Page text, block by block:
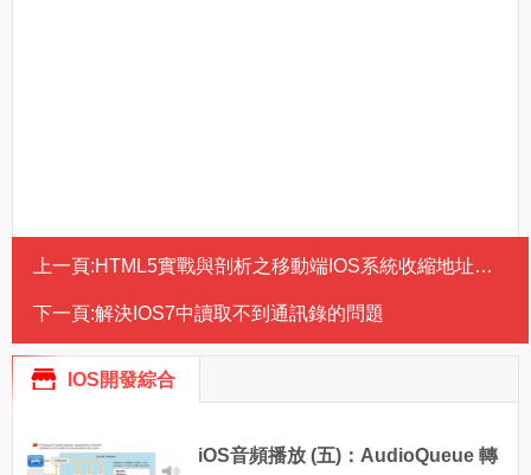
上一頁:HTML5實戰與剖析之移動端IOS系統收縮地址導航欄功能
下一頁:解決IOS7中讀取不到通訊錄的問題
IOS開發綜合
iOS音頻播放 (五)：AudioQueue 轉